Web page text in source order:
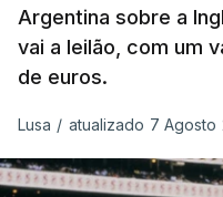
Argentina sobre a
vai a leilão, com um
de euros.
Lusa / atualizado 7 Agosto